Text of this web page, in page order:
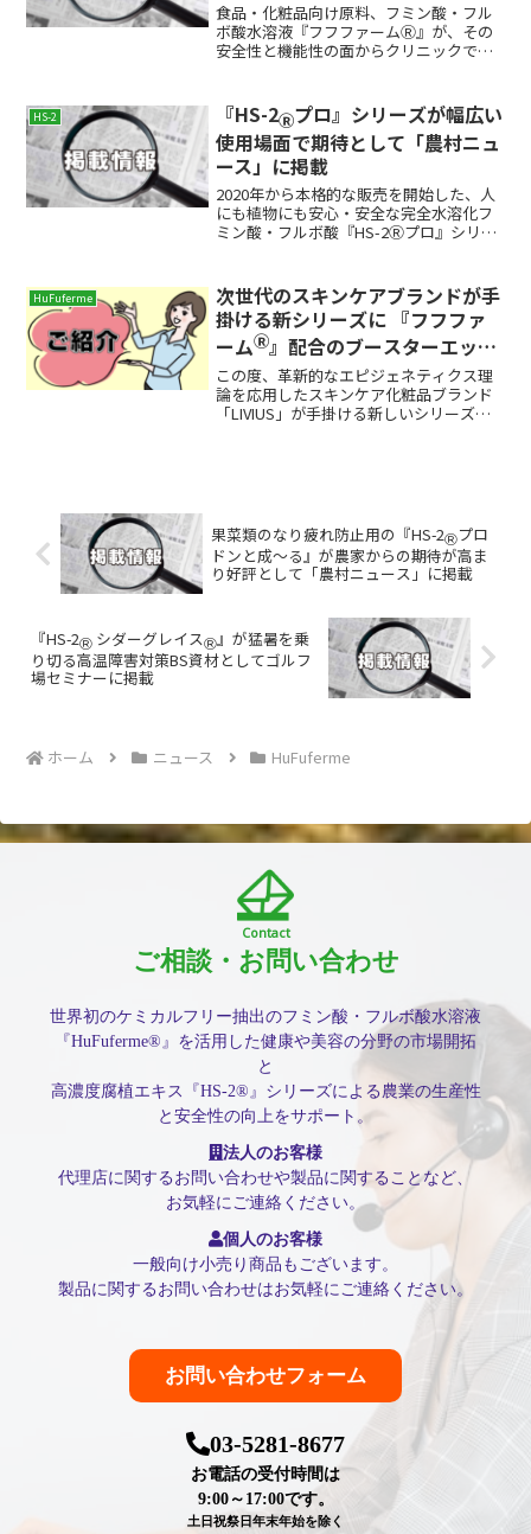
食品・化粧品向け原料、フミン酸・フル
ボ酸水溶液『フフファームⓇ』が、その
安全性と機能性の面からクリニックで採
「医家向けサプリメント」特集に掲載さ
れました。2...
HS-2 『HS-2Ⓡプロ』シリーズが幅広い
使用場面で期待として「農村ニュ
ース」に掲載
2020年から本格的な販売を開始した、人
にも植物にも安心・安全な完全水溶化フ
ミン酸・フルボ酸『HS-2Ⓡプロ』シリー
として2025年9月23日発行の業界紙、
「農村ニュー...
HuFuferme
次世代のスキンケアブランドが手
掛ける新シリーズに 『フフファ
ームⓇ』配合のブースターエッセ
ンスがラインナップ
この度、革新的なエピジェネティクス理
論を応用したスキンケア化粧品ブランド
「LIVIUS」が手掛ける新しいシリーズ
果菜類のなり疲れ防止用の『HS-2Ⓡプロ
ドンと成～る』が農家からの期待が高ま
り好評として「農村ニュース」に掲載
『HS-2Ⓡ シダーグレイスⓇ』が猛暑を乗
り切る高温障害対策BS資材としてゴルフ
場セミナーに掲載
ホーム ニュース HuFuferme
Contact
ご相談・お問い合わせ
世界初のケミカルフリー抽出のフミン酸・フルボ酸水溶液
『HuFuferme®』を活用した健康や美容の分野の市場開拓
と
高濃度腐植エキス『HS-2®』シリーズによる農業の生産性
と安全性の向上をサポート。
法人のお客様
代理店に関するお問い合わせや製品に関することなど、
お気軽にご連絡ください。
個人のお客様
一般向け小売り商品もございます。
製品に関するお問い合わせはお気軽にご連絡ください。
お問い合わせフォーム
03-5281-8677
お電話の受付時間は
9:00～17:00です。
土日祝祭日年末年始を除く